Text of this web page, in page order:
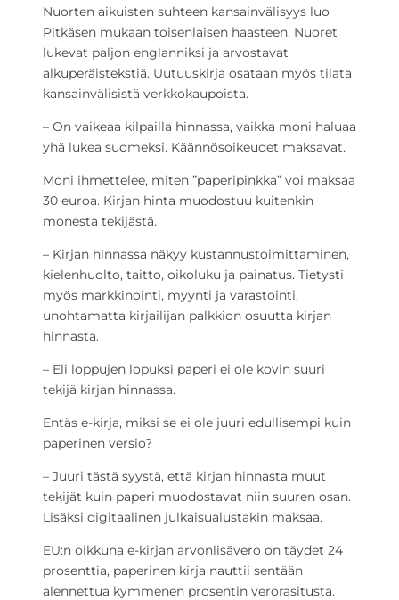
Nuorten aikuisten suhteen kansainvälisyys luo
Pitkäsen mukaan toisenlaisen haasteen. Nuoret
lukevat paljon englanniksi ja arvostavat
alkuperäistekstiä. Uutuuskirja osataan myös tilata
kansainvälisistä verkkokaupoista.
– On vaikeaa kilpailla hinnassa, vaikka moni haluaa
yhä lukea suomeksi. Käännösoikeudet maksavat.
Moni ihmettelee, miten ”paperipinkka” voi maksaa
30 euroa. Kirjan hinta muodostuu kuitenkin
monesta tekijästä.
– Kirjan hinnassa näkyy kustannustoimittaminen,
kielenhuolto, taitto, oikoluku ja painatus. Tietysti
myös markkinointi, myynti ja varastointi,
unohtamatta kirjailijan palkkion osuutta kirjan
hinnasta.
– Eli loppujen lopuksi paperi ei ole kovin suuri
tekijä kirjan hinnassa.
Entäs e-kirja, miksi se ei ole juuri edullisempi kuin
paperinen versio?
– Juuri tästä syystä, että kirjan hinnasta muut
tekijät kuin paperi muodostavat niin suuren osan.
Lisäksi digitaalinen julkaisualustakin maksaa.
EU:n oikkuna e-kirjan arvonlisävero on täydet 24
prosenttia, paperinen kirja nauttii sentään
alennettua kymmenen prosentin verorasitusta.